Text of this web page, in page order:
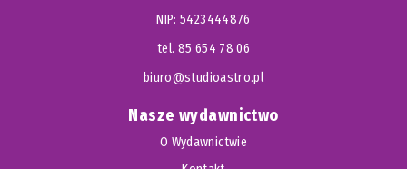
NIP: 5423444876
tel. 85 654 78 06
biuro@studioastro.pl
Nasze wydawnictwo
O Wydawnictwie